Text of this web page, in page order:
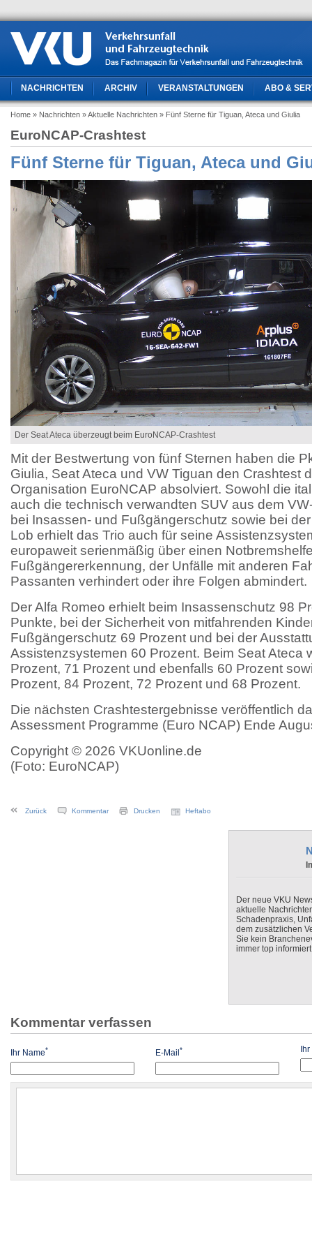
NACHRICHTEN ARCHIV VERANSTALTUNGEN ABO &
Home » Nachrichten » Aktuelle Nachrichten » Fünf Sterne für Tiguan, Ateca und Giulia
EuroNCAP-Crashtest
Fünf Sterne für Tiguan, Ateca und
Der Seat Ateca überzeugt beim EuroNCAP-Crashtest
Mit der Bestwertung von fünf Sternen haben die
Giulia, Seat Ateca und VW Tiguan den Crashtest
Organisation EuroNCAP absolviert. Sowohl die
auch die technisch verwandten SUV aus dem
bei Insassen- und Fußgängerschutz sowie bei
Lob erhielt das Trio auch für seine
europaweit serienmäßig über einen
Fußgängererkennung, der Unfälle mit anderen
Passanten verhindert oder ihre Folgen abmindert.
Der Alfa Romeo erhielt beim Insassenschutz 98
Punkte, bei der Sicherheit von mitfahrenden
Fußgängerschutz 69 Prozent und bei der
Assistenzsystemen 60 Prozent. Beim Seat Ateca
Prozent, 71 Prozent und ebenfalls 60 Prozent
Prozent, 84 Prozent, 72 Prozent und 68 Prozent.
Die nächsten Crashtestergebnisse veröffentlich
Assessment Programme (Euro NCAP) Ende
Copyright © 2026 VKUonline.de
(Foto: EuroNCAP)
Zurück Kommentar Drucken Heftabo
Der neue VKU
aktuelle
Schadenpraxis,
dem zusätzlichen
Sie kein
immer top
Kommentar verfassen
Ihr Name* E-Mail* Ihr